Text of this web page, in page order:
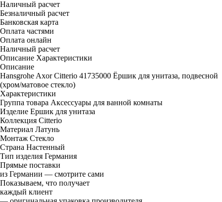
Наличный расчет
Безналичный расчет
Банковская карта
Оплата частями
Оплата онлайн
Наличный расчет
Описание Характеристики
Описание
Hansgrohe Axor Citterio 41735000 Ёршик для унитаза, подвесной
(хром/матовое стекло)
Характеристики
Группа товара Аксессуары для ванной комнаты
Изделие Ершик для унитаза
Коллекция Citterio
Материал Латунь
Монтаж Стекло
Страна Настенный
Тип изделия Германия
Прямые поставки
из Германии — смотрите сами
Показываем, что получает
каждый клиент